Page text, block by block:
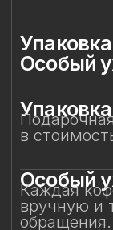
годы.
Смотрите также